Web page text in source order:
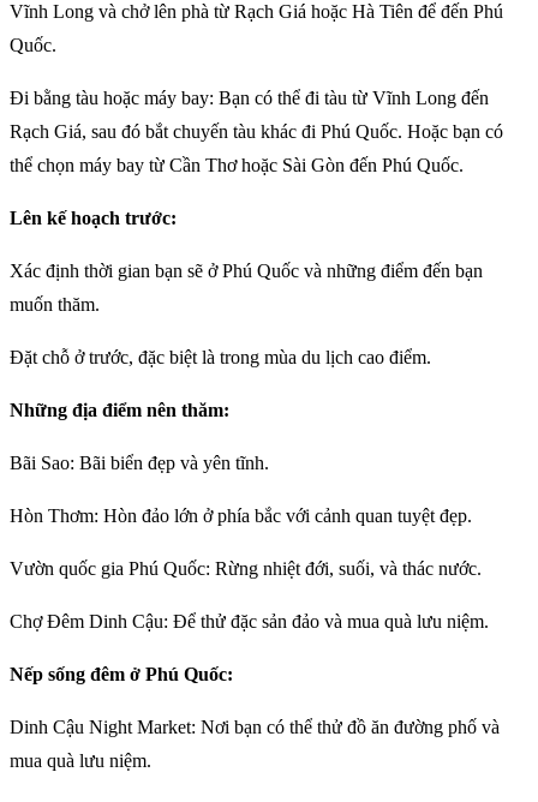
Vĩnh Long và chở lên phà từ Rạch Giá hoặc Hà Tiên để đến Phú
Quốc.
Đi bằng tàu hoặc máy bay: Bạn có thể đi tàu từ Vĩnh Long đến
Rạch Giá, sau đó bắt chuyến tàu khác đi Phú Quốc. Hoặc bạn có
thể chọn máy bay từ Cần Thơ hoặc Sài Gòn đến Phú Quốc.
Lên kế hoạch trước:
Xác định thời gian bạn sẽ ở Phú Quốc và những điểm đến bạn
muốn thăm.
Đặt chỗ ở trước, đặc biệt là trong mùa du lịch cao điểm.
Những địa điểm nên thăm:
Bãi Sao: Bãi biển đẹp và yên tĩnh.
Hòn Thơm: Hòn đảo lớn ở phía bắc với cảnh quan tuyệt đẹp.
Vườn quốc gia Phú Quốc: Rừng nhiệt đới, suối, và thác nước.
Chợ Đêm Dinh Cậu: Để thử đặc sản đảo và mua quà lưu niệm.
Nếp sống đêm ở Phú Quốc:
Dinh Cậu Night Market: Nơi bạn có thể thử đồ ăn đường phố và
mua quà lưu niệm.